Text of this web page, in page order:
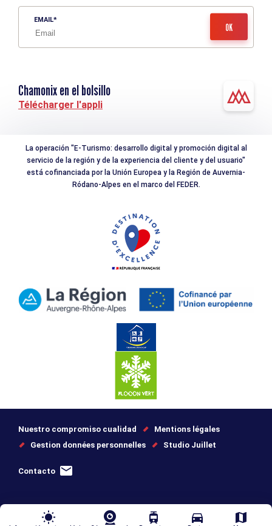
EMAIL
Chamonix en el bolsillo
Télécharger l'appli
La operación "E-Turismo: desarrollo digital y promoción digital al
servicio de la región y de la experiencia del cliente y del usuario"
está cofinanciada por la Unión Europea y la Región de Auvernia-
Ródano-Alpes en el marco del FEDER.
Nuestro compromiso cualidad
Mentions légales
Gestion données personnelles
Studio Juillet
Contacto
wb_sunny tram directions_car map